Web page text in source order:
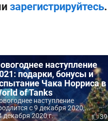
зарегистрируйтесь.
наступление
подарки, бонусы и
Чака Норриса в
of Tanks
наступление
с 9 декабря 2020,...
декабря 2020 г.
39